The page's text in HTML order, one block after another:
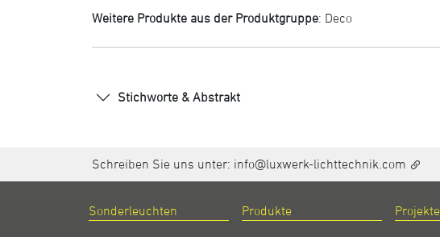
Weitere Produkte aus der Produktgruppe: Deco
Stichworte & Abstrakt
Schreiben Sie uns unter: info@luxwerk-lichttechnik.com
Sonderleuchten Produkte Projekte